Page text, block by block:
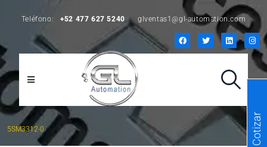
Teléfono: +52 477 627 5240 glventas1@gl-automation.com
5SM3312-0 Cotizar